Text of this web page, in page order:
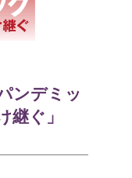
ンデミッ
継ぐ」